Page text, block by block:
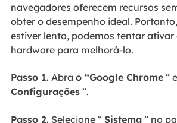
navegadores oferecem recursos
obter o desempenho ideal.
estiver lento, podemos tentar ativar
hardware para melhorá-lo.
Passo 1.Abra o “Google Chrome”
Configurações”.
Passo 2.Selecione “ Sistema” no